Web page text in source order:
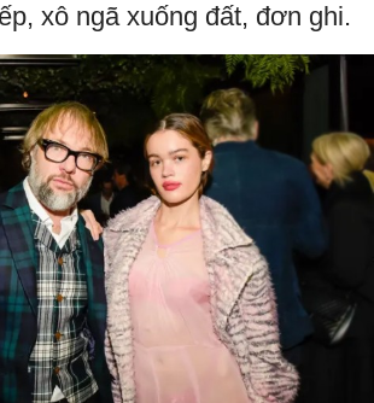
xô ngã xuống đất, đơn ghi.